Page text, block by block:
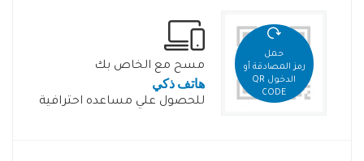
حمل
رمز المصادقة أو
الدخول QR
CODE
مسح مع الخاص بك
هاتف ذكي
للحصول علي مساعده احترافية